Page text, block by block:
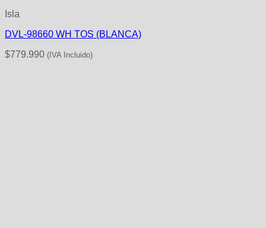
Isla
DVL-98660 WH TOS (BLANCA)
$779.990 (IVA Incluido)